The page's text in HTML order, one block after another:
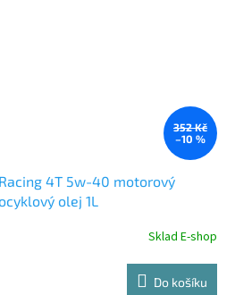
352 Kč
–10 %
4T 5w-40 motorový
olej 1L
Sklad E-shop
Do košíku